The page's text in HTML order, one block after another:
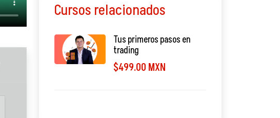
Cursos relacionados
Tus primeros pasos en
trading
$499.00 MXN